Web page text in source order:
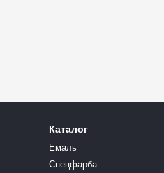
Каталог
Емаль
Спецфарба